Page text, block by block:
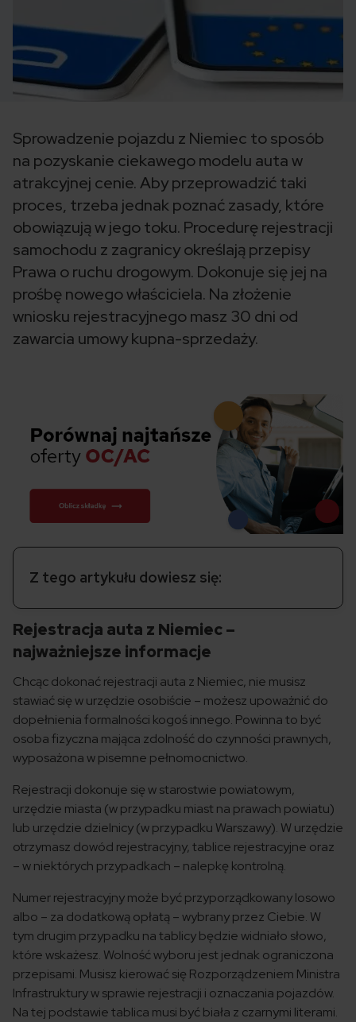
Sprowadzenie pojazdu z Niemiec to sposób
na pozyskanie ciekawego modelu auta w
atrakcyjnej cenie. Aby przeprowadzić taki
proces, trzeba jednak poznać zasady, które
obowiązują w jego toku. Procedurę rejestracji
samochodu z zagranicy określają przepisy
Prawa o ruchu drogowym. Dokonuje się jej na
prośbę nowego właściciela. Na złożenie
wniosku rejestracyjnego masz 30 dni od
zawarcia umowy kupna-sprzedaży.
Z tego artykułu dowiesz się:
Rejestracja auta z Niemiec –
najważniejsze informacje
Chcąc dokonać rejestracji auta z Niemiec, nie musisz
stawiać się w urzędzie osobiście – możesz upoważnić do
dopełnienia formalności kogoś innego. Powinna to być
osoba fizyczna mająca zdolność do czynności prawnych,
wyposażona w pisemne pełnomocnictwo.
Rejestracji dokonuje się w starostwie powiatowym,
urzędzie miasta (w przypadku miast na prawach powiatu)
lub urzędzie dzielnicy (w przypadku Warszawy). W urzędzie
otrzymasz dowód rejestracyjny, tablice rejestracyjne oraz
– w niektórych przypadkach – nalepkę kontrolną.
Numer rejestracyjny może być przyporządkowany losowo
albo – za dodatkową opłatą – wybrany przez Ciebie. W
tym drugim przypadku na tablicy będzie widniało słowo,
które wskażesz. Wolność wyboru jest jednak ograniczona
przepisami. Musisz kierować się Rozporządzeniem Ministra
Infrastruktury w sprawie rejestracji i oznaczania pojazdów.
Na tej podstawie tablica musi być biała z czarnymi literami.